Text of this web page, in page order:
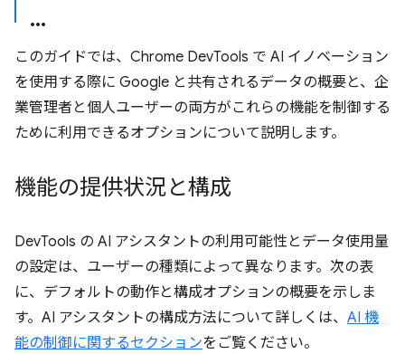
このガイドでは、Chrome DevTools で AI イノベーション
を使用する際に Google と共有されるデータの概要と、企
業管理者と個人ユーザーの両方がこれらの機能を制御する
ために利用できるオプションについて説明します。
機能の提供状況と構成
DevTools の AI アシスタントの利用可能性とデータ使用量
の設定は、ユーザーの種類によって異なります。次の表
に、デフォルトの動作と構成オプションの概要を示しま
す。AI アシスタントの構成方法について詳しくは、 AI 機
能の制御に関するセクションをご覧ください。